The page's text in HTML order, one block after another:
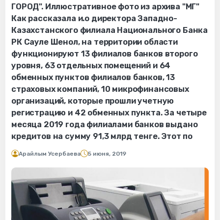
ГОРОД". Иллюстративное фото из архива "МГ"
Как рассказала и.о директора Западно-
Казахстанского филиала Национального Банка
РК Сауле Шенол, на территории области
функционируют 13 филиалов банков второго
уровня, 63 отдельных помещений и 64
обменных пунктов филиалов банков, 13
страховых компаний, 10 микрофинансовых
организаций, которые прошли учетную
регистрацию и 42 обменных пункта. За четыре
месяца 2019 года филиалами банков выдано
кредитов на сумму 91,3 млрд тенге. Этот по
Арайлым Усербаева 5 июня, 2019